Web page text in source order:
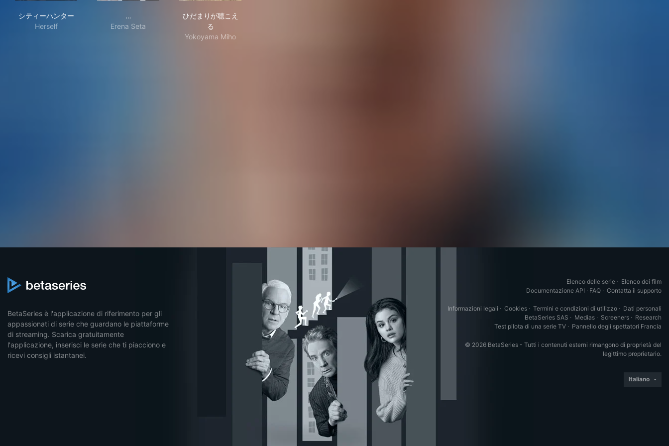
シティーハンター
Herself
…
Erena Seta
ひだまりが聴こえ
る
Yokoyama Miho
BetaSeries è l'applicazione di riferimento per gli
appassionati di serie che guardano le piattaforme
di streaming. Scarica gratuitamente
l'applicazione, inserisci le serie che ti piacciono e
ricevi consigli istantanei.
Elenco delle serie · Elenco dei film
Documentazione API · FAQ · Contatta il supporto
Informazioni legali · Cookies · Termini e condizioni di utilizzo · Dati personali
BetaSeries SAS · Medias · Screeners · Research
Test pilota di una serie TV · Pannello degli spettatori Francia
© 2026 BetaSeries - Tutti i contenuti esterni rimangono di proprietà del
legittimo proprietario.
Italiano